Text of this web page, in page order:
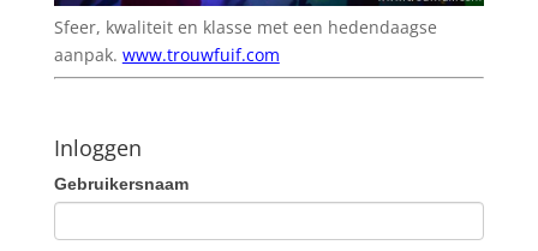
Sfeer, kwaliteit en klasse met een hedendaagse
aanpak. www.trouwfuif.com
Inloggen
Gebruikersnaam